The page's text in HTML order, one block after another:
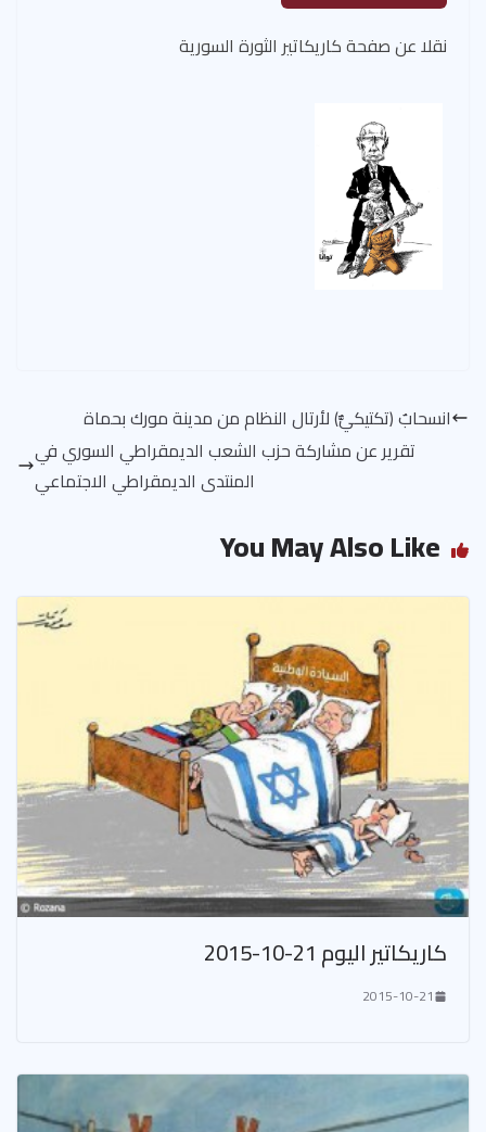
نقلا عن صفحة كاريكاتير الثورة السورية
انسحابٌ (تكتيكيٌّ) لأرتال النظام من مدينة مورك بحماة
تقرير عن مشاركة حزب الشعب الديمقراطي السوري في
المنتدى الديمقراطي الاجتماعي
You May Also Like
كاريكاتير اليوم 21-10-2015
2015-10-21